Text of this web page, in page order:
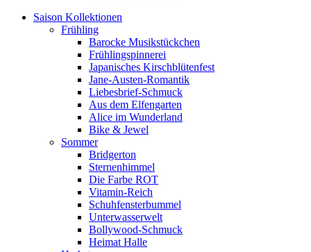
Saison Kollektionen
Frühling
Barocke Musikstückchen
Frühlingspinnerei
Japanisches Kirschblütenfest
Jane-Austen-Romantik
Liebesbrief-Schmuck
Aus dem Elfengarten
Alice im Wunderland
Bike & Jewel
Sommer
Bridgerton
Sternenhimmel
Die Farbe ROT
Vitamin-Reich
Schuhfensterbummel
Unterwasserwelt
Bollywood-Schmuck
Heimat Halle